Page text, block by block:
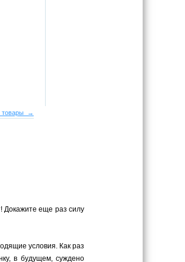
товары →
Докажите еще раз силу
условия. Как раз
в будущем, суждено